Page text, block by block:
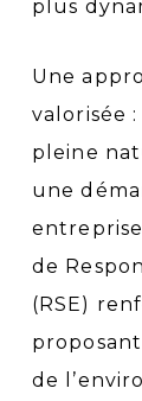
plus
Une
valorisée
pleine
une
de
(RSE)
de